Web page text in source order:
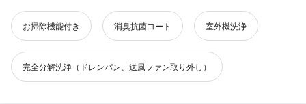
お掃除機能付き 消臭抗菌コート 室外機洗浄
完全分解洗浄（ドレンパン、送風ファン取り外し）